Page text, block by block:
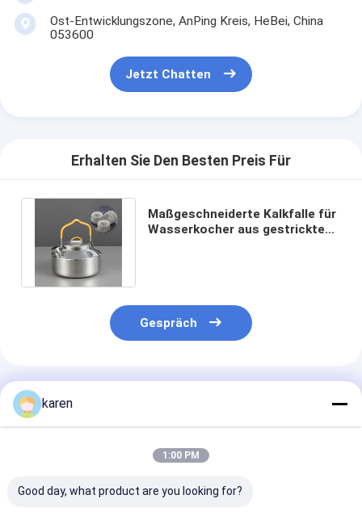
Ost-Entwicklungszone, AnPing Kreis, HeBei, China
053600
Jetzt Chatten
Erhalten Sie Den Besten Preis Für
Maßgeschneiderte Kalkfalle für
Wasserkocher aus gestricktem
Gespräch
Empfohlene Produkte
karen
1:00 PM
Good day, what product are you looking for?